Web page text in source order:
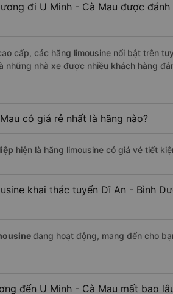
đi U Minh - Cà Mau được
cấp, các hãng limousine nổi bật trên
những nhà xe được nhiều khách hàng
có giá rẻ nhất là hãng nào?
hiện là hãng limousine có giá vé tiết
khai thác tuyến Dĩ An - Bình
đang hoạt động, mang đến cho
đến U Minh - Cà Mau mất bao